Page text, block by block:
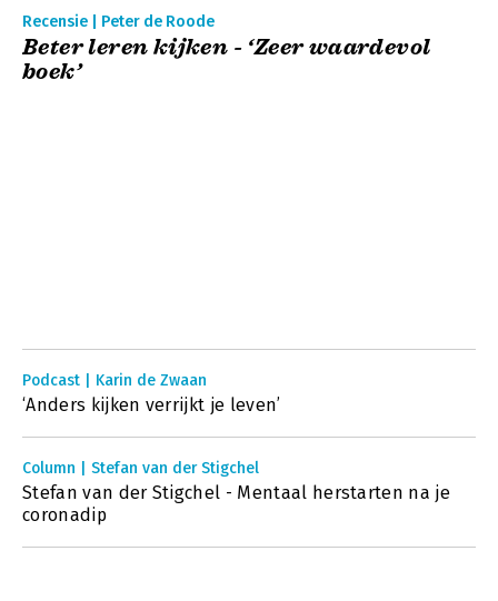
Recensie | Peter de Roode
Beter leren kijken - ‘Zeer waardevol
boek’
Podcast | Karin de Zwaan
‘Anders kijken verrijkt je leven’
Column | Stefan van der Stigchel
Stefan van der Stigchel - Mentaal herstarten na je
coronadip